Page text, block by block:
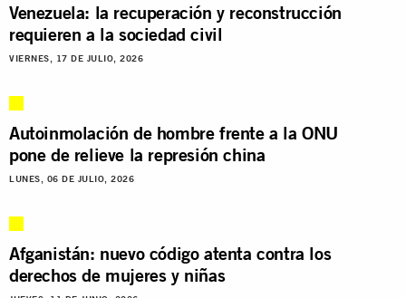
Venezuela: la recuperación y reconstrucción
requieren a la sociedad civil
VIERNES, 17 DE JULIO, 2026
Autoinmolación de hombre frente a la ONU
pone de relieve la represión china
LUNES, 06 DE JULIO, 2026
Afganistán: nuevo código atenta contra los
derechos de mujeres y niñas